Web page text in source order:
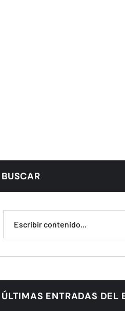
BUSCAR
ÚLTIMAS ENTRADAS DEL